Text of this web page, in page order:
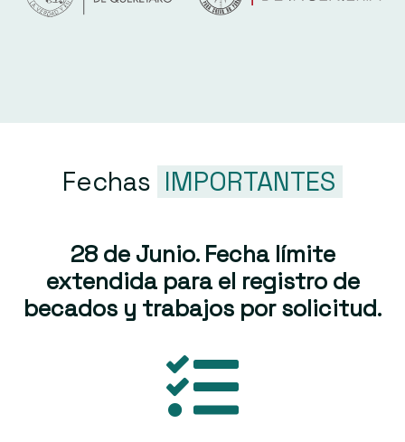
Fechas IMPORTANTES
28 de Junio. Fecha límite
extendida para el registro de
becados y trabajos por solicitud.